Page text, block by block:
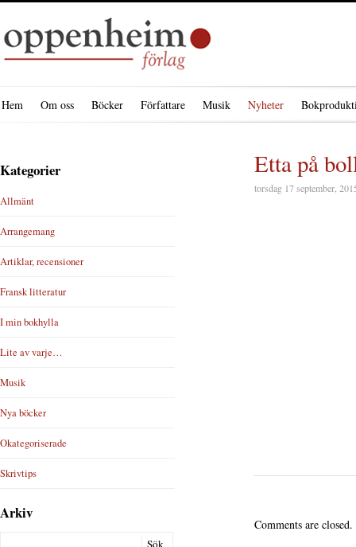
Hem Om oss Böcker Författare Musik Nyheter
Etta på
torsdag 17 september,
Comments are closed.
Kategorier
Allmänt
Arrangemang
Artiklar, recensioner
Fransk litteratur
I min bokhylla
Lite av varje…
Musik
Nya böcker
Okategoriserade
Skrivtips
Arkiv